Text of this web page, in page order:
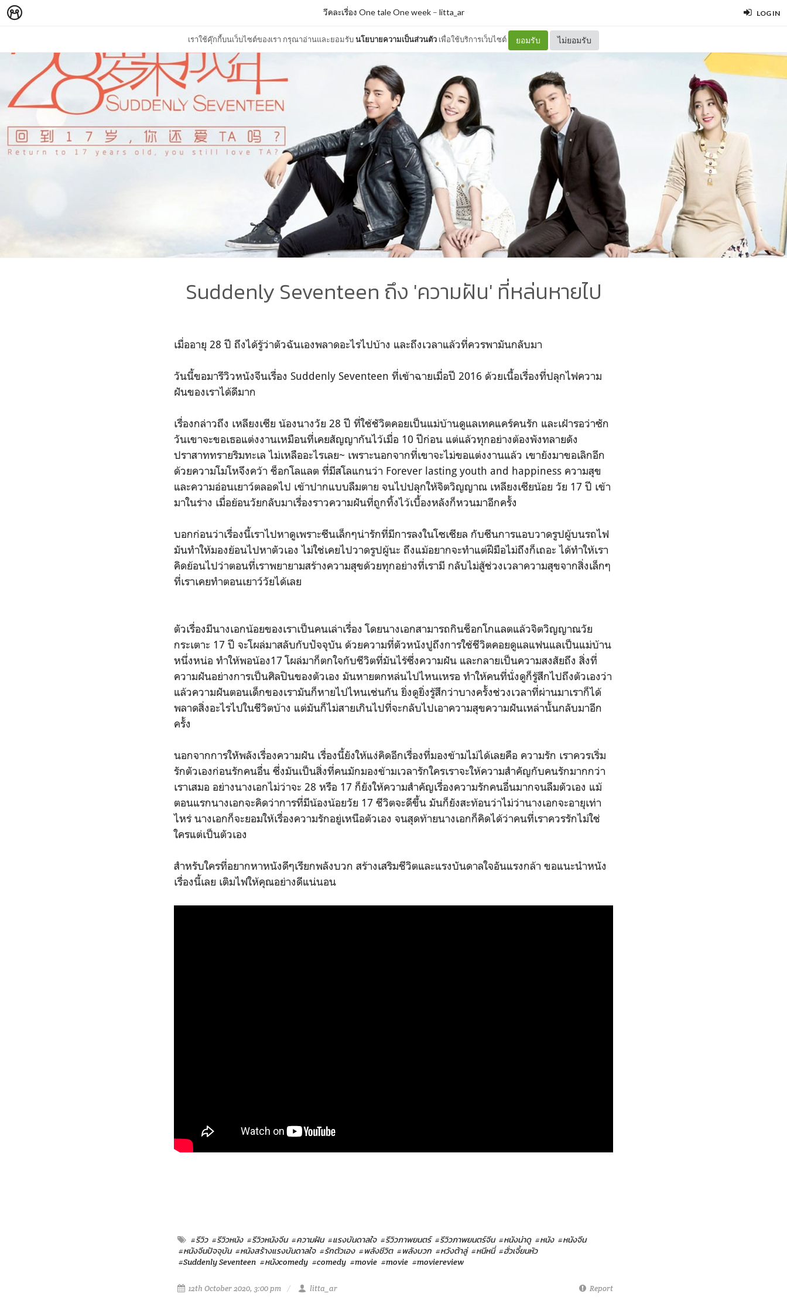
LOG IN
เราใช้คุ๊กกี้บนเว็บไซต์ของเรา กรุณาอ่านและยอมรับนโยบายความเป็นส่วนตัว เพื่อใช้บริการเว็บไซต์ ยอมรับ ไม่ยอมรับ
วีคละเรื่อง One tale One week– litta_ar
Suddenly Seventeen ถึง 'ความฝัน' ที่หล่นหายไป
เมื่ออายุ 28 ปี ถึงได้รู้ว่าตัวฉันเองพลาดอะไรไปบ้าง และถึงเวลาแล้วที่ควรพามันกลับมา
วันนี้ขอมารีวิวหนังจีนเรื่อง Suddenly Seventeen ที่เข้าฉายเมื่อปี 2016 ด้วยเนื้อเรื่องที่ปลุกไฟความ
ฝันของเราได้ดีมาก
เรื่องกล่าวถึง เหลียงเซีย น้องนางวัย 28 ปี ที่ใช้ชัวิตคอยเป็นแม่บ้านดูแลเทคแคร์คนรัก และเฝ้ารอว่าซัก
วันเขาจะขอเธอแต่งงานเหมือนที่เคยสัญญากันไว้เมื่อ 10 ปีก่อน แต่แล้วทุกอย่างต้องพังทลายดัง
ปราสาททรายริมทะเล ไม่เหลืออะไรเลย~ เพราะนอกจากที่เขาจะไม่ขอแต่งงานแล้ว เขายังมาขอเลิกอีก
ด้วยความโมโหจึงคว้า ช็อกโลแลต ที่มีสโลแกนว่า Forever lasting youth and happiness ความสุข
และความอ่อนเยาว์ตลอดไป เข้าปากแบบลืมตาย จนไปปลุกให้จิตวิญญาณ เหลียงเซียน้อย วัย 17 ปี เข้า
มาในร่าง เมื่อย้อนวัยกลับมาเรื่องราวความฝันที่ถูกทิ้งไว้เบื้องหลังก็หวนมาอีกครั้ง
บอกก่อนว่าเรื่องนี้เราไปหาดูเพราะซีนเล็กๆน่ารักที่มีการลงในโซเซียล กับซีนการแอบวาดรูปผู้บนรถไฟ
มันทำให้มองย้อนไปหาตัวเอง ไม่ใช่เคยไปวาดรูปผู้นะ ถึงแม้อยากจะทำแต่ฝีมือไม่ถึงก็เถอะ ได้ทำให้เรา
คิดย้อนไปว่าตอนที่เราพยายามสร้างความสุขด้วยทุกอย่างที่เรามี กลับไม่สู้ช่วงเวลาความสุขจากสิ่งเล็กๆ
ที่เราเคยทำตอนเยาว์วัยได้เลย
ตัวเรื่องมีนางเอกน้อยของเราเป็นคนเล่าเรื่อง โดยนางเอกสามารถกินช็อกโกแลตแล้วจิตวิญญาณวัย
กระเตาะ 17 ปี จะโผล่มาสลับกับปัจจุบัน ด้วยความที่ตัวหนังปูถึงการใช้ชีวิตคอยดูแลแฟนแลเป็นแม่บ้าน
หนึ่งหน่อ ทำให้พอน้อง17 โผล่มาก็ตกใจกับชีวิตที่มันไร้ซึ่งความฝัน และกลายเป็นความสงสัยถึง สิ่งที่
ความฝันอย่างการเป็นศิลปินของตัวเอง มันหายตกหล่นไปไหนเหรอ ทำให้คนที่นั่งดูก็รู้สึกไปถึงตัวเองว่า
แล้วความฝันตอนเด็กของเรามันก็หายไปไหนเช่นกัน ยิ่งดูยิ่งรู้สึกว่าบางครั้งช่วงเวลาที่ผ่านมาเราก็ได้
พลาดสิ่งอะไรไปในชีวิตบ้าง แต่มันก็ไม่สายเกินไปที่จะกลับไปเอาความสุขความฝันเหล่านั้นกลับมาอีก
ครั้ง
นอกจากการใหัพลังเรื่องความฝัน เรื่องนี้ยังให้แง่คิดอีกเรื่องที่มองข้ามไม่ได้เลยคือ ความรัก เราควรเริ่ม
รักตัวเองก่อนรักคนอื่น ซึ่งมันเป็นสิ่งที่คนมักมองข้ามเวลารักใครเราจะให้ความสำคัญกับคนรักมากกว่า
เราเสมอ อย่างนางเอกไม่ว่าจะ 28 หรือ 17 ก็ยังให้ความสำคัญเรื่องความรักคนอื่นมากจนลืมตัวเอง แม้
ตอนแรกนางเอกจะคิดว่าการที่มีน้องน้อยวัย 17 ชีวิตจะดีขึ้น มันก็ยังสะท้อนว่าไม่ว่านางเอกจะอายุเท่า
ไหร่ นางเอกก็จะยอมให้เรื่องความรักอยู่เหนือตัวเอง จนสุดท้ายนางเอกก็คิดได้ว่าคนที่เราควรรักไม่ใช่
ใครแต่เป็นตัวเอง
สำหรับใครที่อยากหาหนังดีๆเรียกพลังบวก สร้างเสริมชีวิตและแรงบันดาลใจอันแรงกล้า ขอแนะนำหนัง
เรื่องนี้เลย เติมไฟให้คุณอย่างดีแน่นอน
#รีวิว #รีวิวหนัง #รีวิวหนังจีน #ความฝัน #แรงบันดาลใจ #รีวิวภาพยนตร์ #รีวิวภาพยนตร์จีน #หนังน่าดู #หนัง #หนังจีน
#หนังจีนปัจจุบัน #หนังสร้างแรงบันดาลใจ #รักตัวเอง #พลังชีวิต #พลังบวก #หวังต้าลู่ #หนีหนี่ #ฮั่วเจี้ยนหัว
#Suddenly Seventeen #หนังcomedy #comedy #movie #movie #moviereview
12th October 2020, 3:00 pm litta_ar Report